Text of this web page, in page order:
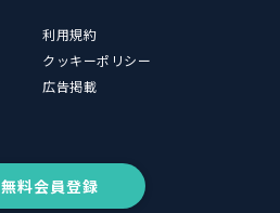
利用規約
クッキーポリシー
広告掲載
無料会員登録